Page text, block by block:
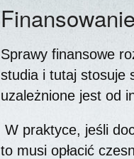
Sprawy finansowe
studia i tutaj stosuje
uzależnione jest od
W praktyce, jeśli
to musi opłacić